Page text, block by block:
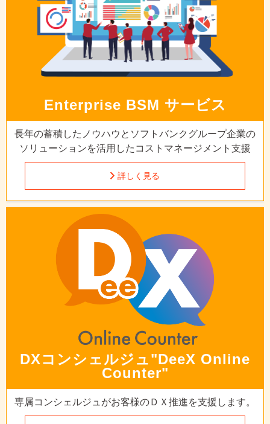
Enterprise BSM サービス
長年の蓄積したノウハウとソフトバンクグループ企業の
ソリューションを活用したコストマネージメント支援
詳しく見る
DXコンシェルジュ"DeeX Online
Counter"
専属コンシェルジュがお客様のＤＸ推進を支援します。